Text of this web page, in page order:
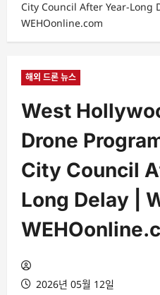
City Council After Year-Long
WEHOonline.com
해외 드론 뉴스
West
Drone
City Council
Long Delay |
2026년 05월 12일